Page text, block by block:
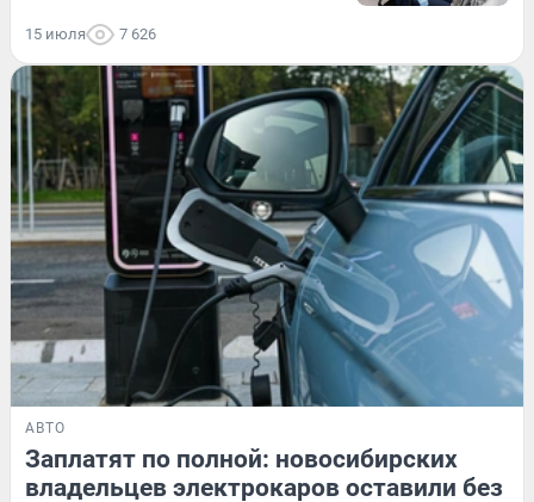
15 июля 7 626
АВТО
Заплатят по полной: новосибирских
владельцев электрокаров оставили без